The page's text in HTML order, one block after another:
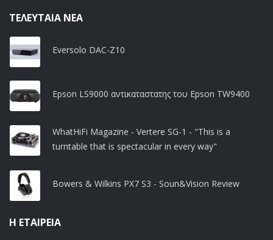
ΤΕΛΕΥΤΑΊΑ ΝΈΑ
Eversolo DAC-Z10
Epson LS9000 αντικαταστατης του Epson TW9400
WhatHiFi Magazine - Vertere SG-1 - "This is a
turntable that is spectacular in every way"
Bowers & Wilkins PX7 S3 - Soun&Vision Review
Η ΕΤΑΙΡΕΊΑ